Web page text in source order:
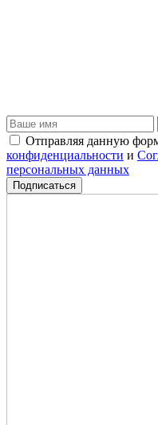
Отправляя данную
конфиденциальности и
персональных данных
Подписаться